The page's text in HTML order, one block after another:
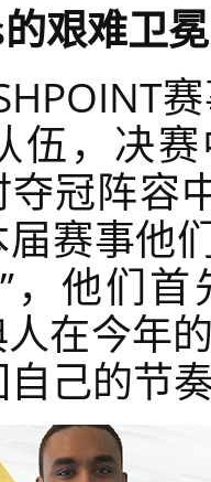
艰难卫
伍，决
冠阵容
赛事他
，他们
在今年
己的节